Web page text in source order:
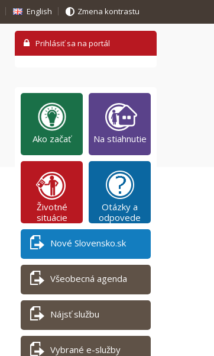
English Zmena kontrastu
Ako začať Na stiahnutie
Životné
situácie
Otázky a
odpovede
Nové Slovensko.sk
Všeobecná agenda
Nájsť službu
Vybrané e-služby